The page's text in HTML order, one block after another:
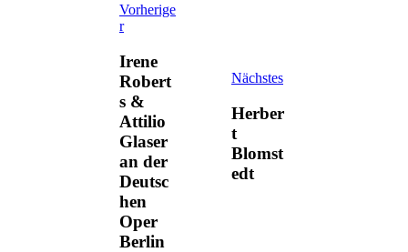
Vorherige
r
Irene
Robert
s &
Attilio
Glaser
an der
Deutsc
hen
Oper
Berlin
Nächstes
Herber
t
Blomst
edt